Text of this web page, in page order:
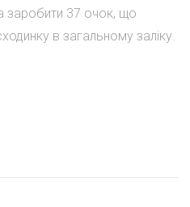
заробити 37 очок, що
в загальному заліку.